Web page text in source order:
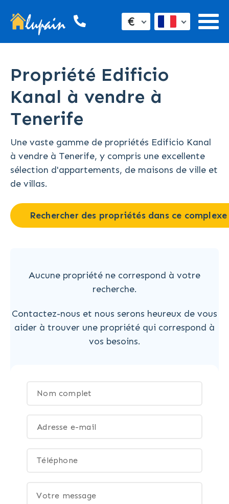
€
Propriété Edificio
Kanal à vendre à
Tenerife
Une vaste gamme de propriétés Edificio Kanal
à vendre à Tenerife, y compris une excellente
sélection d'appartements, de maisons de ville et
de villas.
Rechercher des propriétés dans ce complexe
Aucune propriété ne correspond à votre
recherche.
Contactez-nous et nous serons heureux de vous
aider à trouver une propriété qui correspond à
vos besoins.